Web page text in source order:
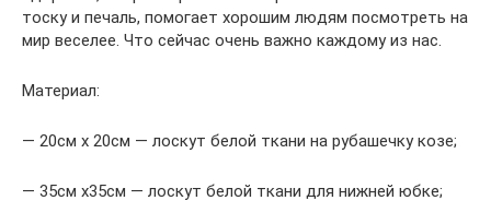
тоску и печаль, помогает хорошим людям посмотреть на
мир веселее. Что сейчас очень важно каждому из нас.
Материал:
— 20см х 20см — лоскут белой ткани на рубашечку козе;
— 35см х35см — лоскут белой ткани для нижней юбке;